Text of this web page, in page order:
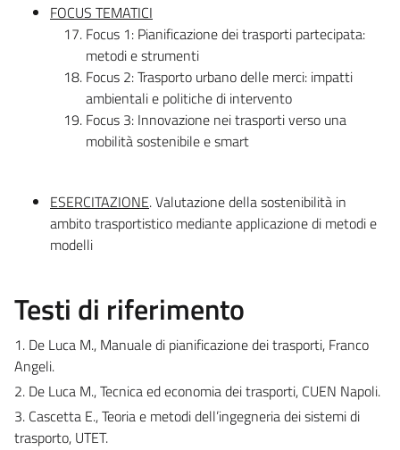
FOCUS TEMATICI
Focus 1: Pianificazione dei trasporti partecipata:
metodi e strumenti
Focus 2: Trasporto urbano delle merci: impatti
ambientali e politiche di intervento
Focus 3: Innovazione nei trasporti verso una
mobilità sostenibile e smart
ESERCITAZIONE. Valutazione della sostenibilità in
ambito trasportistico mediante applicazione di metodi e
modelli
Testi di riferimento
1. De Luca M., Manuale di pianificazione dei trasporti, Franco
Angeli.
2. De Luca M., Tecnica ed economia dei trasporti, CUEN Napoli.
3. Cascetta E., Teoria e metodi dell’ingegneria dei sistemi di
trasporto, UTET.